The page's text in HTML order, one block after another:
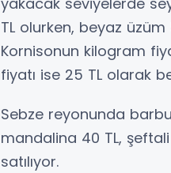
TL olurken, beyaz
Kornisonun kilogram
fiyatı ise 25 TL olarak
Sebze reyonunda
mandalina 40 TL, şeftali
satılıyor.